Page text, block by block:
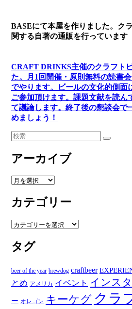
BASEにて本屋を作りました。ク
関する自著の通販を行っています
CRAFT DRINKS主催のクラフト
た。
月1回開催・原則無料の読書
でやります。
ビールの文化的側面
ご参加頂けます。 課題文献を読ん
て議論します。 終了後の懇談会で
めましょう！
検
検
アーカイブ
ア
カ
イ
ブ
カテゴリー
カ
ゴ
リ
タグ
beer of the year brewdog craftbeer
とめ アメリカ イベント インス
ー オレゴン キーケグ クラ